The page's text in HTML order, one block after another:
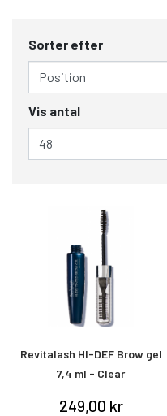
Sorter efter
Vis antal
Revitalash HI-DEF Brow gel
7,4 ml - Clear
249,00 kr